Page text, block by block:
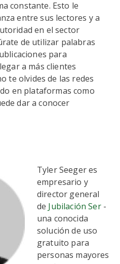
constante. Esto le
entre sus lectores y a
en el sector
de utilizar palabras
para
a más clientes
te olvides de las redes
en plataformas como
dar a conocer
Tyler Seeger es
empresario y
director general
de Jubilación Ser-
una conocida
solución de uso
gratuito para
personas mayores